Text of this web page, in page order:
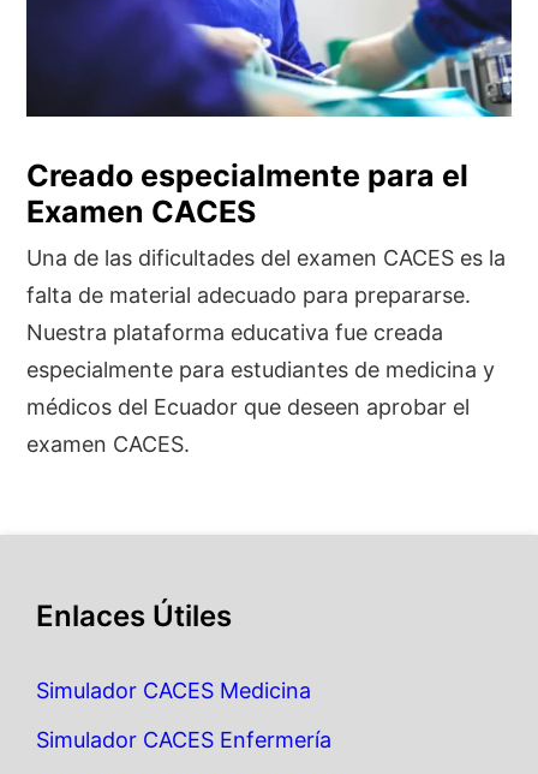
Creado especialmente para el
Examen CACES
Una de las dificultades del examen CACES es la
falta de material adecuado para prepararse.
Nuestra plataforma educativa fue creada
especialmente para estudiantes de medicina y
médicos del Ecuador que deseen aprobar el
examen CACES.
Enlaces Útiles
Simulador CACES Medicina
Simulador CACES Enfermería